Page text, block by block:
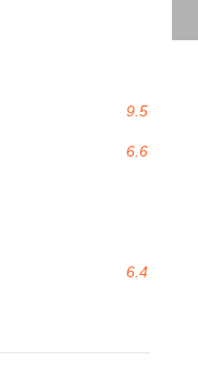
9.5
6.6
6.4